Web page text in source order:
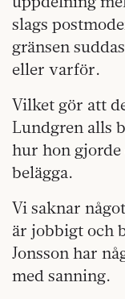
slags
gränsen
eller varför.
Vilket gör att
Lundgren alls
hur hon
belägga.
Vi saknar
är jobbigt och
Jonsson har
med sanning.